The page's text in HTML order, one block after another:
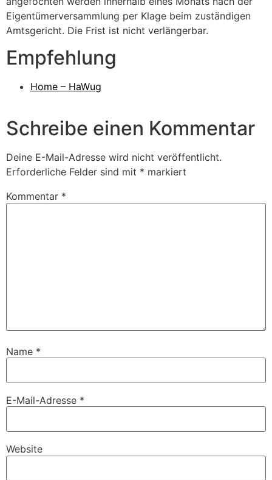
Eigentümerversammlung per Klage beim zuständigen
Amtsgericht. Die Frist ist nicht verlängerbar.
Empfehlung
Home – HaWug
Schreibe einen Kommentar
Deine E-Mail-Adresse wird nicht veröffentlicht.
Erforderliche Felder sind mit * markiert
Kommentar *
Name *
E-Mail-Adresse *
Website